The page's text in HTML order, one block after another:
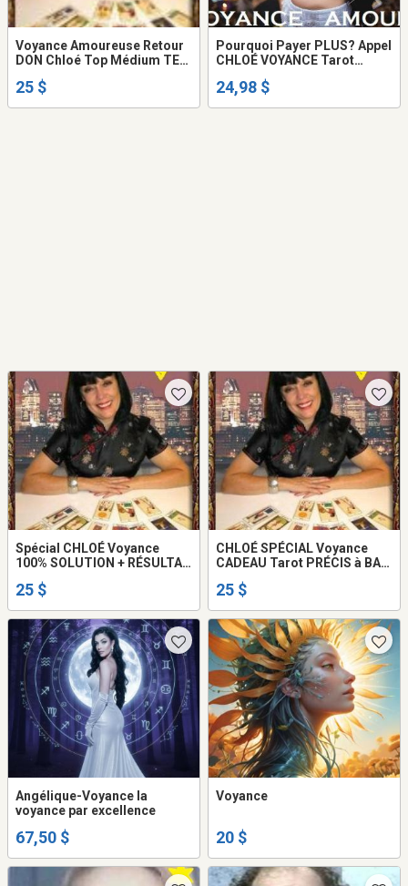
Voyance Amoureuse Retour
DON Chloé Top Médium TEL:
25 $
Pourquoi Payer PLUS? Appel
CHLOÉ VOYANCE Tarot
24,98 $
Spécial CHLOÉ Voyance
100% SOLUTION + RÉSULTAT
514-969-2563
25 $
CHLOÉ SPÉCIAL Voyance
CADEAU Tarot PRÉCIS à BAS
25 $
Angélique-Voyance la
voyance par excellence
67,50 $
Voyance
20 $